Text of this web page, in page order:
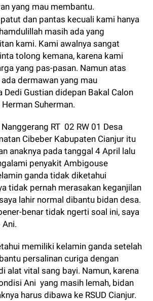
yang mau membantu.
dan pantas kecuali kami hanya
masih ada yang
kami. Kami awalnya sangat
tolong kemana, karena kami
yang pas-pasan. Namun atas
ada dermawan yang mau
Dedi Gustian didepan Bakal Calon
Suherman.
RT 02 RW 01 Desa
Cibeber Kabupaten Cianjur itu
anaknya pada tanggal 4 April lalu
penyakit Ambigouse
ganda tidak diketahui
tidak pernah merasakan keganjilan
lahir normal dibantu bidan desa.
benar tidak ngerti soal ini, saya
Ani.
memiliki kelamin ganda setelah
persalinan curiga dengan
alat vital sang bayi. Namun, karena
Ani yang masih lemah, bidan
harus dibawa ke RSUD Cianjur.